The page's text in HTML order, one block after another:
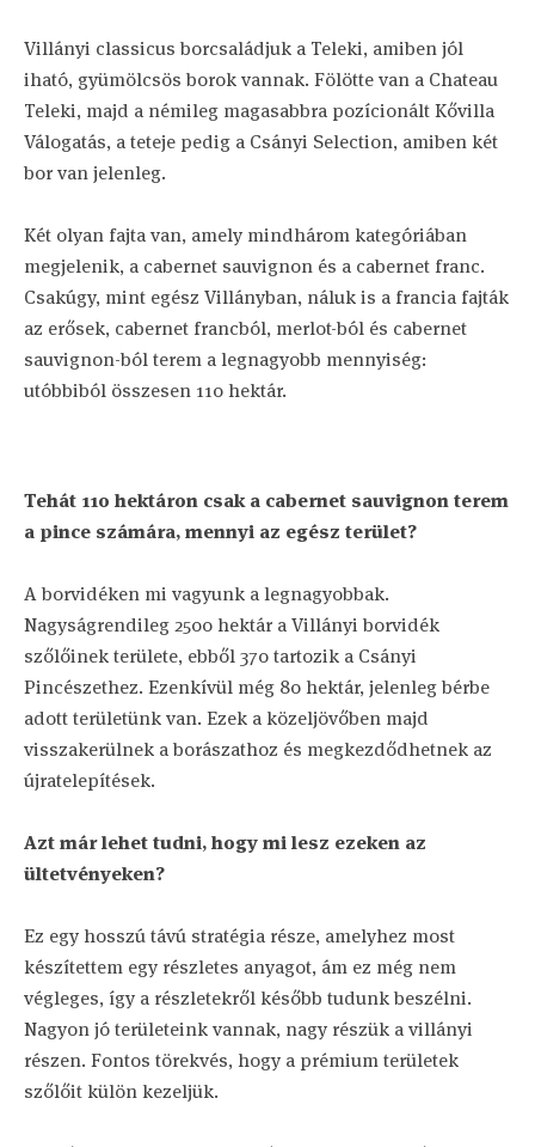
Villányi classicus borcsaládjuk a Teleki, amiben jól
iható, gyümölcsös borok vannak. Fölötte van a Chateau
Teleki, majd a némileg magasabbra pozícionált Kővilla
Válogatás, a teteje pedig a Csányi Selection, amiben két
bor van jelenleg.
Két olyan fajta van, amely mindhárom kategóriában
megjelenik, a cabernet sauvignon és a cabernet franc.
Csakúgy, mint egész Villányban, náluk is a francia fajták
az erősek, cabernet francból, merlot-ból és cabernet
sauvignon-ból terem a legnagyobb mennyiség:
utóbbiból összesen 110 hektár.
Tehát 110 hektáron csak a cabernet sauvignon terem
a pince számára, mennyi az egész terület?
A borvidéken mi vagyunk a legnagyobbak.
Nagyságrendileg 2500 hektár a Villányi borvidék
szőlőinek területe, ebből 370 tartozik a Csányi
Pincészethez. Ezenkívül még 80 hektár, jelenleg bérbe
adott területünk van. Ezek a közeljövőben majd
visszakerülnek a borászathoz és megkezdődhetnek az
újratelepítések.
Azt már lehet tudni, hogy mi lesz ezeken az
ültetvényeken?
Ez egy hosszú távú stratégia része, amelyhez most
készítettem egy részletes anyagot, ám ez még nem
végleges, így a részletekről később tudunk beszélni.
Nagyon jó területeink vannak, nagy részük a villányi
részen. Fontos törekvés, hogy a prémium területek
szőlőit külön kezeljük.